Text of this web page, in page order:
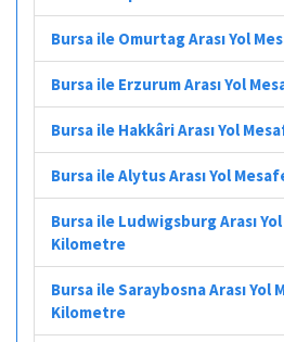
Bursa ile Omurtag Arası Yol
Bursa ile Erzurum Arası Yol
Bursa ile Hakkâri Arası Yol
Bursa ile Alytus Arası Yol
Bursa ile Ludwigsburg Arası
Kilometre
Bursa ile Saraybosna Arası Yol
Kilometre